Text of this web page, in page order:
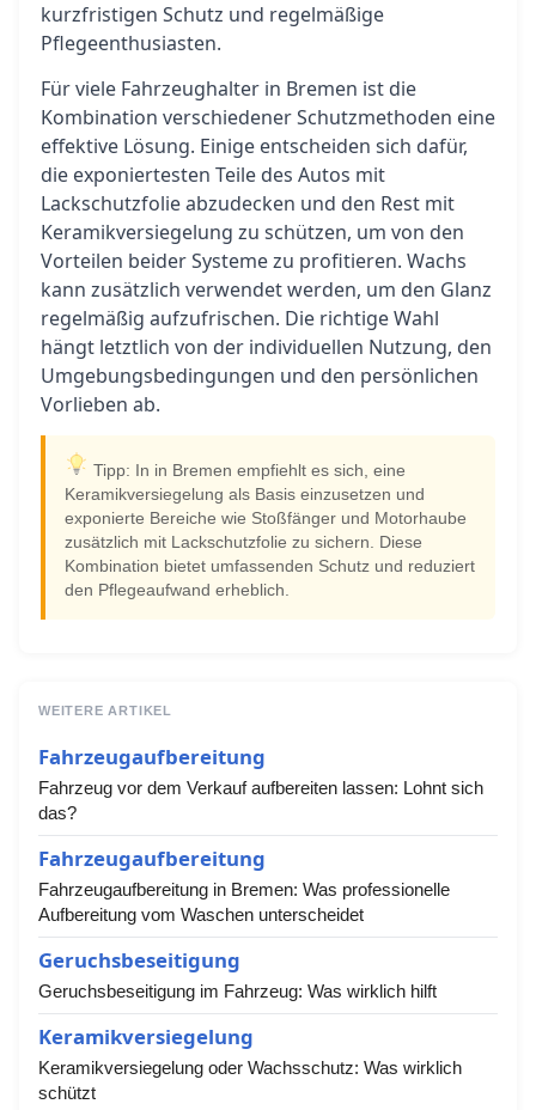
kurzfristigen Schutz und regelmäßige
Pflegeenthusiasten.
Für viele Fahrzeughalter in Bremen ist die
Kombination verschiedener Schutzmethoden eine
effektive Lösung. Einige entscheiden sich dafür,
die exponiertesten Teile des Autos mit
Lackschutzfolie abzudecken und den Rest mit
Keramikversiegelung zu schützen, um von den
Vorteilen beider Systeme zu profitieren. Wachs
kann zusätzlich verwendet werden, um den Glanz
regelmäßig aufzufrischen. Die richtige Wahl
hängt letztlich von der individuellen Nutzung, den
Umgebungsbedingungen und den persönlichen
Vorlieben ab.
Tipp: In in Bremen empfiehlt es sich, eine
Keramikversiegelung als Basis einzusetzen und
exponierte Bereiche wie Stoßfänger und Motorhaube
zusätzlich mit Lackschutzfolie zu sichern. Diese
Kombination bietet umfassenden Schutz und reduziert
den Pflegeaufwand erheblich.
WEITERE ARTIKEL
Fahrzeugaufbereitung
Fahrzeug vor dem Verkauf aufbereiten lassen: Lohnt sich
das?
Fahrzeugaufbereitung
Fahrzeugaufbereitung in Bremen: Was professionelle
Aufbereitung vom Waschen unterscheidet
Geruchsbeseitigung
Geruchsbeseitigung im Fahrzeug: Was wirklich hilft
Keramikversiegelung
Keramikversiegelung oder Wachsschutz: Was wirklich
schützt